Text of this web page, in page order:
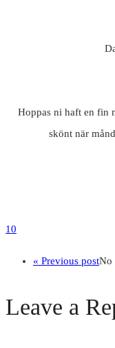
Hoppas ni haft en fin
skönt när
10
« Previous postNo
Leave a